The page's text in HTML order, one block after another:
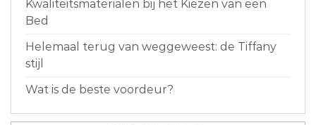
Kwaliteitsmaterialen bij het Kiezen van een
Bed
Helemaal terug van weggeweest: de Tiffany
stijl
Wat is de beste voordeur?